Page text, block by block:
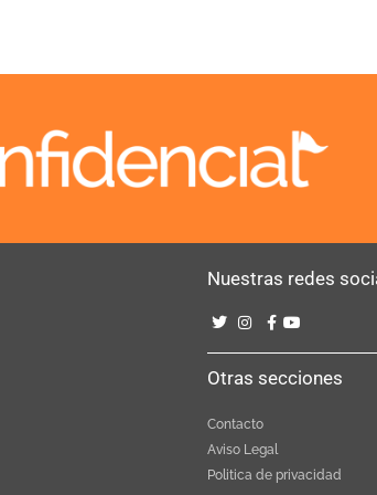
Nuestras redes
Otras secciones
Contacto
Aviso Legal
Politica de privacidad